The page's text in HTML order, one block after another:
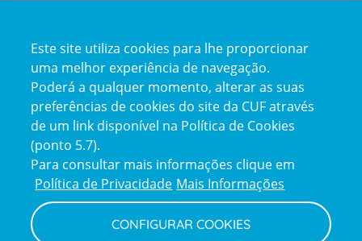
Reclamações
e
elogios
Este site utiliza cookies para lhe proporcionar
uma melhor experiência de navegação.
Poderá a qualquer momento, alterar as suas
preferências de cookies do site da CUF através
de um link disponível na Política de Cookies
(ponto 5.7).
Para consultar mais informações clique em
Política de Privacidade Mais Informações
CONFIGURAR COOKIES